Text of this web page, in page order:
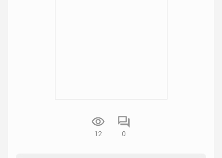
12 0